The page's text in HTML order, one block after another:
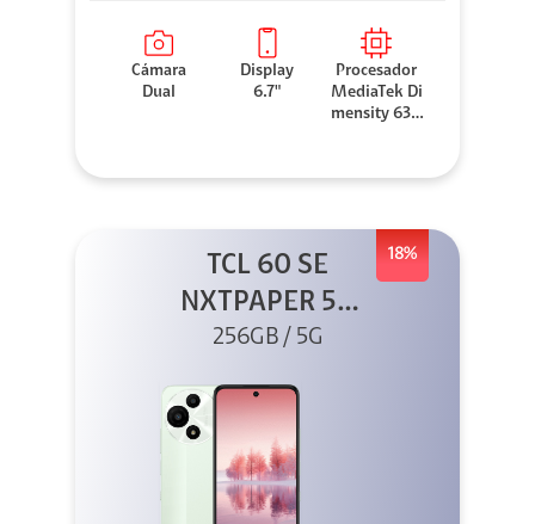
Cámara
Dual
Display
6.7"
Procesador
MediaTek Di
mensity 630
18%
TCL 60 SE
NXTPAPER 5G
256GB Verde
256GB / 5G